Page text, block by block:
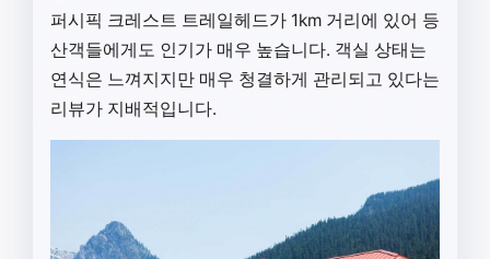
퍼시픽 크레스트 트레일헤드가 1km 거리에 있어 등
산객들에게도 인기가 매우 높습니다. 객실 상태는
연식은 느껴지지만 매우 청결하게 관리되고 있다는
리뷰가 지배적입니다.